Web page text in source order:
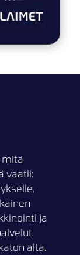
mitä
vaatii:
ja
alta.